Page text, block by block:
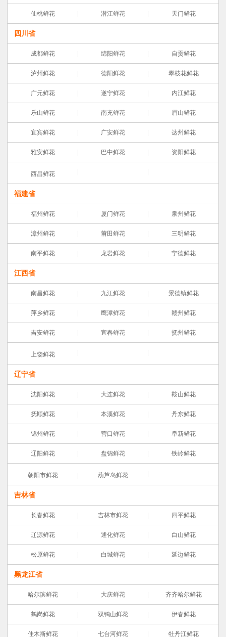
仙桃鲜花 潜江鲜花 天门鲜花
四川省
成都鲜花 绵阳鲜花 自贡鲜花
泸州鲜花 德阳鲜花 攀枝花鲜花
广元鲜花 遂宁鲜花 内江鲜花
乐山鲜花 南充鲜花 眉山鲜花
宜宾鲜花 广安鲜花 达州鲜花
雅安鲜花 巴中鲜花 资阳鲜花
西昌鲜花
福建省
福州鲜花 厦门鲜花 泉州鲜花
漳州鲜花 莆田鲜花 三明鲜花
南平鲜花 龙岩鲜花 宁德鲜花
江西省
南昌鲜花 九江鲜花 景德镇鲜花
萍乡鲜花 鹰潭鲜花 赣州鲜花
吉安鲜花 宜春鲜花 抚州鲜花
上饶鲜花
辽宁省
沈阳鲜花 大连鲜花 鞍山鲜花
抚顺鲜花 本溪鲜花 丹东鲜花
锦州鲜花 营口鲜花 阜新鲜花
辽阳鲜花 盘锦鲜花 铁岭鲜花
朝阳市鲜花 葫芦岛鲜花
吉林省
长春鲜花 吉林市鲜花 四平鲜花
辽源鲜花 通化鲜花 白山鲜花
松原鲜花 白城鲜花 延边鲜花
黑龙江省
哈尔滨鲜花 大庆鲜花 齐齐哈尔鲜花
鹤岗鲜花 双鸭山鲜花 伊春鲜花
佳木斯鲜花 七台河鲜花 牡丹江鲜花